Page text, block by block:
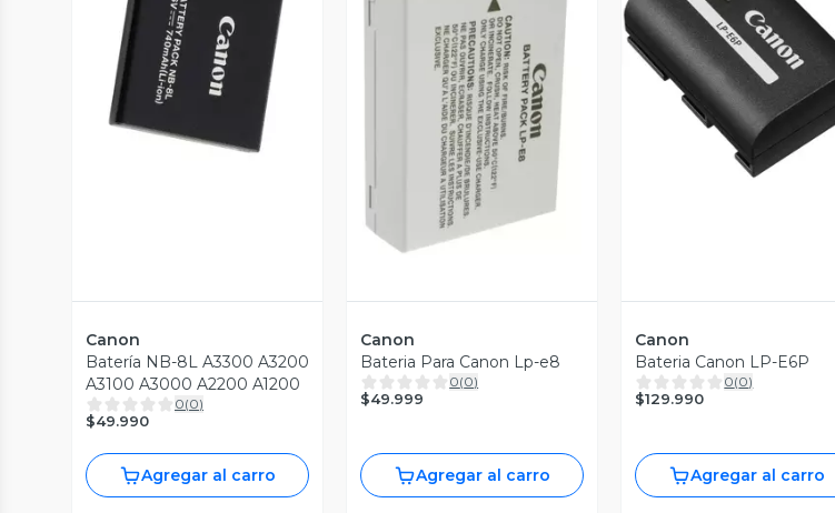
Vista Previa
Canon
Batería NB-8L A3300 A3200
A3100 A3000 A2200 A1200
0(0)
$49.990
Agregar al carro
Vista Previa
Canon
Bateria Para Canon Lp-e8
0(0)
$49.999
Agregar al carro
Vista Previa
Canon
Bateria Canon LP-E6P
0(0)
$129.990
Agregar al carro